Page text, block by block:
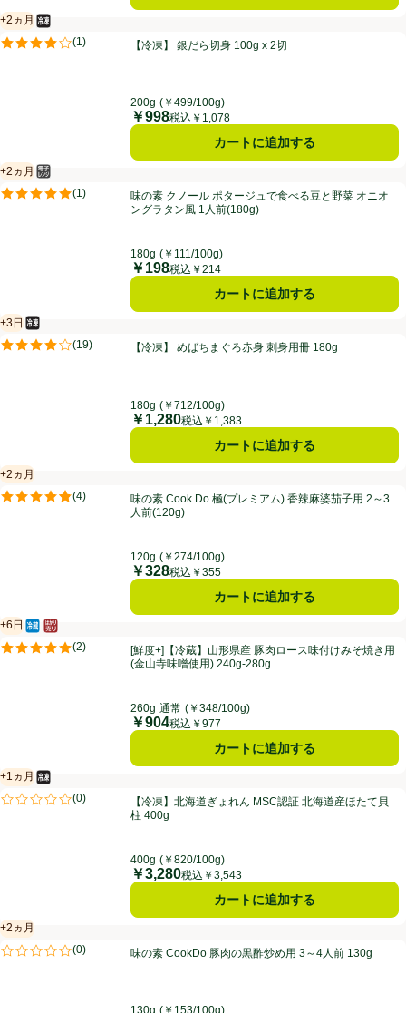
【冷凍】 銀だら切身 100g x 2切
+2ヵ月
賞味・消費期限保証：2ヵ月
冷凍食品
(1)
評価は1件のレビューで5点中4.0点。【冷凍】 銀だら切身 100g x 2切
200g (￥499/100g)
価格
￥998税込￥1,078
カートに追加する
味の素 クノール ポタージュで食べる豆と野菜 オニオングラタン風 1
+2ヵ月
賞味・消費期限保証：2ヵ月
電子レンジ使用可
(1)
評価は1件のレビューで5点中5.0点。味の素 クノール ポタージュで食べる豆と野菜 オニオ
ングラタン風 1人前(180g)
180g (￥111/100g)
価格
￥198税込￥214
カートに追加する
【冷凍】 めばちまぐろ赤身 刺身用冊 180g
+3日
賞味・消費期限保証：3日
冷凍食品
(19)
評価は19件のレビューで5点中4.1点。【冷凍】 めばちまぐろ赤身 刺身用冊 180g
180g (￥712/100g)
価格
￥1,280税込￥1,383
カートに追加する
味の素 Cook Do 極(プレミアム) 香辣麻婆茄子用 2～3人前(120g)
+2ヵ月
賞味・消費期限保証：2ヵ月
(4)
評価は4件のレビューで5点中4.8点。味の素 Cook Do 極(プレミアム) 香辣麻婆茄子用 2～3
人前(120g)
120g (￥274/100g)
価格
￥328税込￥355
カートに追加する
[鮮度+]【冷蔵】山形県産 豚肉ロース味付けみそ焼き用(金山寺味噌使
+6日
賞味・消費期限保証：6日
冷蔵食品
はかり売り（不定貫）
(2)
評価は2件のレビューで5点中5.0点。[鮮度+]【冷蔵】山形県産 豚肉ロース味付けみそ焼き用
(金山寺味噌使用) 240g-280g
260g 通常 (￥348/100g)
価格
￥904税込￥977
カートに追加する
【冷凍】北海道ぎょれん MSC認証 北海道産ほたて貝柱 400g
+1ヵ月
賞味・消費期限保証：1ヵ月
冷凍食品
(0)
評価は0件のレビューで5点中0.0点。【冷凍】北海道ぎょれん MSC認証 北海道産ほたて貝
柱 400g
400g (￥820/100g)
価格
￥3,280税込￥3,543
カートに追加する
味の素 CookDo 豚肉の黒酢炒め用 3～4人前 130g
+2ヵ月
賞味・消費期限保証：2ヵ月
(0)
評価は0件のレビューで5点中0.0点。味の素 CookDo 豚肉の黒酢炒め用 3～4人前 130g